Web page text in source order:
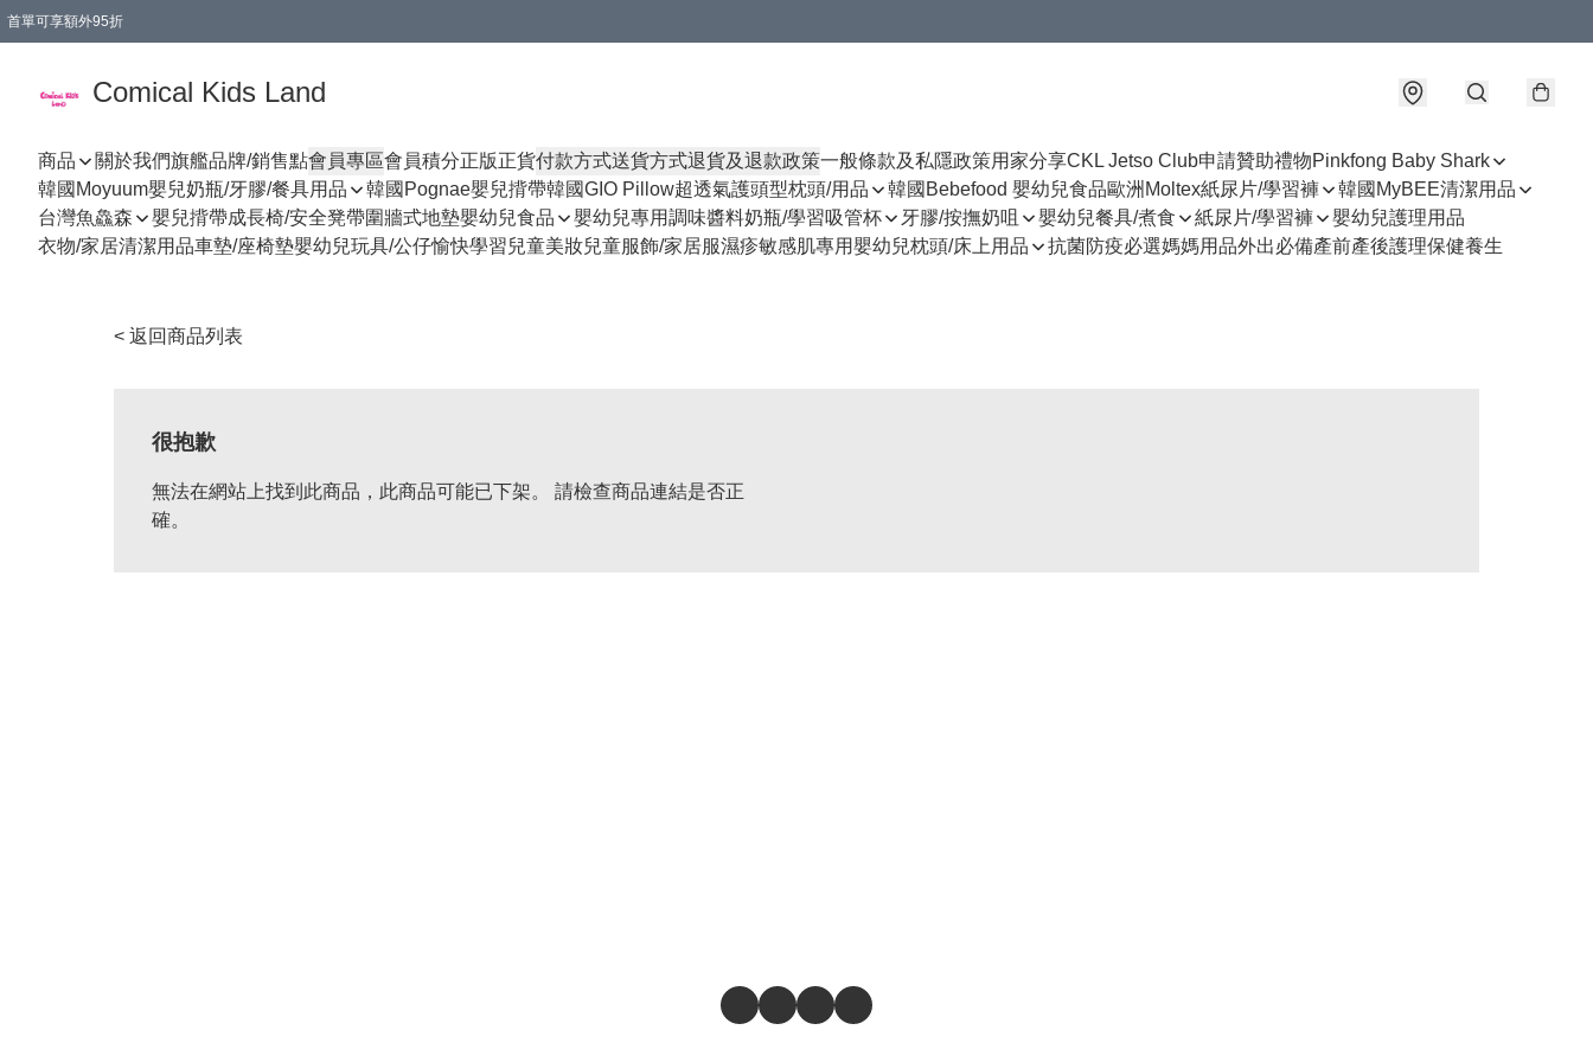
首單可享額外95折
Comical Kids Land
商品 關於我們旗艦品牌/銷售點會員專區會員積分正版正貨付款方式送貨方式退貨及退款政策一般條款及私隱政策用家分享CKL Jetso Club申請贊助禮物Pinkfong Baby Shark
韓國Moyuum嬰兒奶瓶/牙膠/餐具用品
韓國Pognae嬰兒揹帶韓國GIO Pillow超透氣護頭型枕頭/用品 韓國Bebefood 嬰幼兒食品歐洲Moltex紙尿片/學習褲
韓國MyBEE清潔用品
台灣魚鱻森
嬰兒揹帶成長椅/安全凳帶圍牆式地墊嬰幼兒食品 嬰幼兒專用調味醬料奶瓶/學習吸管杯 牙膠/按撫奶咀 嬰幼兒餐具/煮食 紙尿片/學習褲
嬰幼兒護理用品
衣物/家居清潔用品車墊/座椅墊嬰幼兒玩具/公仔愉快學習兒童美妝兒童服飾/家居服濕疹敏感肌專用嬰幼兒枕頭/床上用品 抗菌防疫必選媽媽用品外出必備產前產後護理保健養生
< 返回商品列表
很抱歉
無法在網站上找到此商品，此商品可能已下架。 請檢查商品連結是否正
確。